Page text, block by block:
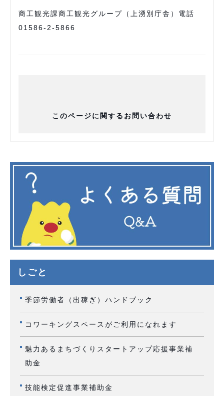
商工観光課商工観光グループ（上湧別庁舎）電話
01586-2-5866
このページに関するお問い合わせ
しごと
季節労働者（出稼ぎ）ハンドブック
コワーキングスペースがご利用になれます
魅力あるまちづくりスタートアップ応援事業補
助金
技能検定促進事業補助金